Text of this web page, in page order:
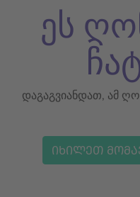
ეს
დაგაგვიანდათ, ამ
ᲘᲮᲘᲚᲔᲗ